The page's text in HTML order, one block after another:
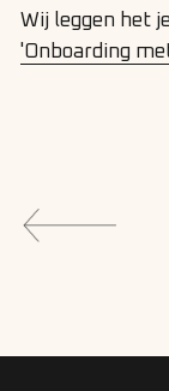
Wij leggen het
'Onboarding